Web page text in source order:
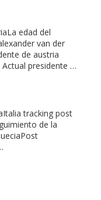
edad del
van der
de austria
presidente …
tracking post
de la